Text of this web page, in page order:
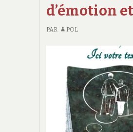
d’émotion
PAR POL